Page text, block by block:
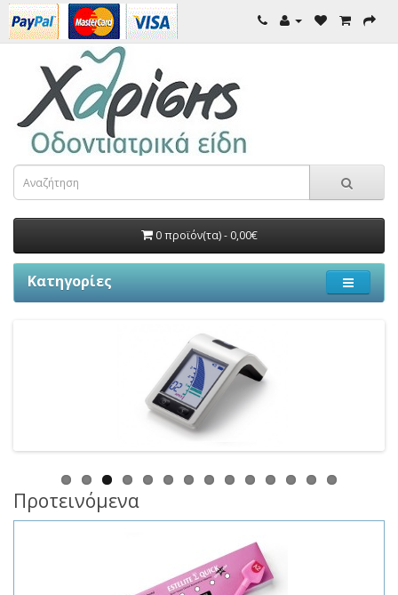
0 προϊόν(τα) - 0,00€
Κατηγορίες
Προτεινόμενα